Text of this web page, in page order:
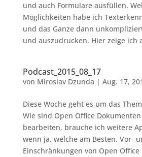
und auch Formulare ausfüllen.
Möglichkeiten habe ich
und das Ganze dann
und auszudrucken. Hier zeige ich
Podcast_2015_08_17
von Miroslav Dzunda | Aug. 17,
Diese Woche geht es um das
Wie sind Open Office
bearbeiten, brauche ich weitere
wenn ja, welche am Besten. Vor-
Einschränkungen von Open